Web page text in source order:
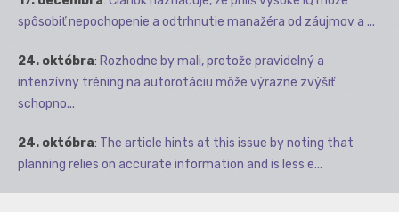
spôsobiť nepochopenie a odtrhnutie manažéra od záujmov a ...
24. októbra: Rozhodne by mali, pretože pravidelný a
intenzívny tréning na autorotáciu môže výrazne zvýšiť
schopno...
24. októbra: The article hints at this issue by noting that
planning relies on accurate information and is less e...